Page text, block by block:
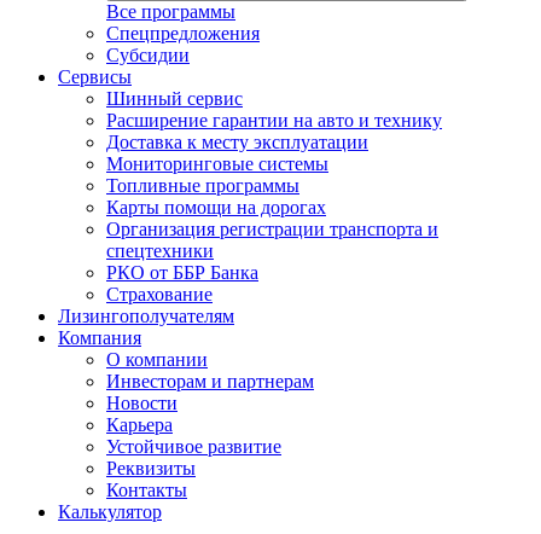
Все программы
Спецпредложения
Субсидии
Сервисы
Шинный сервис
Расширение гарантии на авто и технику
Доставка к месту эксплуатации
Мониторинговые системы
Топливные программы
Карты помощи на дорогах
Организация регистрации транспорта и
спецтехники
РКО от ББР Банка
Страхование
Лизингополучателям
Компания
О компании
Инвесторам и партнерам
Новости
Карьера
Устойчивое развитие
Реквизиты
Контакты
Калькулятор